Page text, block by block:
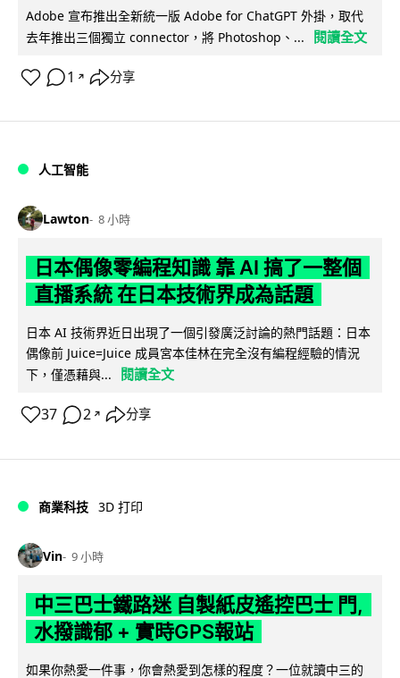
Adobe 宣布推出全新統一版 Adobe for ChatGPT 外掛，取代
去年推出三個獨立 connector，將 Photoshop、...
閱讀全文
1 ↗ 分享
人工智能
Lawton 8 小時
日本偶像零編程知識 靠 AI 搞了一整個
直播系統 在日本技術界成為話題
日本 AI 技術界近日出現了一個引發廣泛討論的熱門話題：日本
偶像前 Juice=Juice 成員宮本佳林在完全沒有編程經驗的情況
下，僅憑藉與...
閱讀全文
37 2 ↗ 分享
商業科技 3D 打印
Vin 9 小時
中三巴士鐵路迷 自製紙皮遙控巴士 門,
水撥識郁 + 實時GPS報站
如果你熱愛一件事，你會熱愛到怎樣的程度？一位就讀中三的